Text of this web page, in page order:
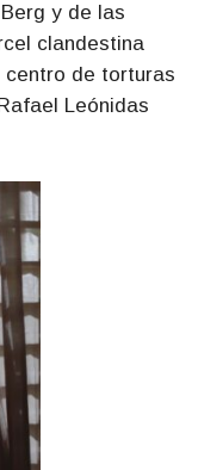
y de las
clandestina
centro de torturas
Leónidas